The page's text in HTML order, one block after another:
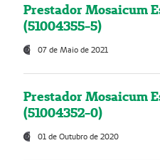
Prestador Mosaicum
(51004355-5)
07 de Maio de 2021
Prestador Mosaicum
(51004352-0)
01 de Outubro de 2020